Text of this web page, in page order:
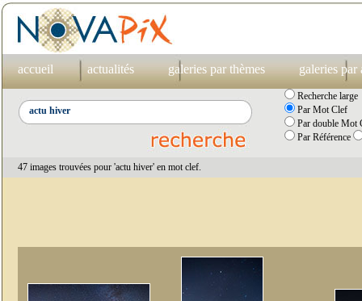
accueil actualités galeries par thèmes galeries par
Recherche large
Par Mot Clef
Par double Mot
Par Référence
47 images trouvées pour 'actu hiver' en mot clef.